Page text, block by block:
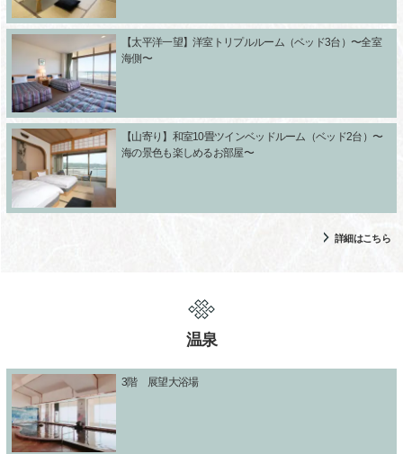
【太平洋一望】洋室トリプルルーム（ベッド3台）〜全室
海側〜
【山寄り】和室10畳ツインベッドルーム（ベッド2台）〜
海の景色も楽しめるお部屋〜
詳細はこちら
温泉
3階 展望大浴場